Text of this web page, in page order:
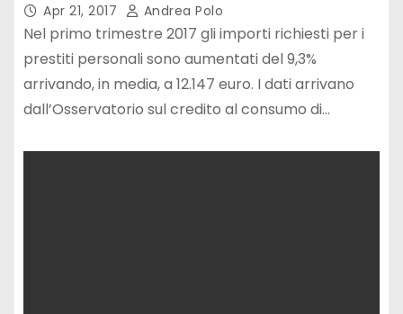
Apr 21, 2017 Andrea Polo
Nel primo trimestre 2017 gli importi richiesti per i
prestiti personali sono aumentati del 9,3%
arrivando, in media, a 12.147 euro. I dati arrivano
dall’Osservatorio sul credito al consumo di…